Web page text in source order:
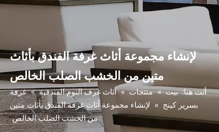
لإنشاء مجموعة أثاث غرفة الفندق بأثاث
متين من الخشب الصلب الخالص
أنت هنا: بيت » منتجات » أثاث غرف النوم الفندقية » غرفة
بسرير كينج » لإنشاء مجموعة أثاث غرفة الفندق بأثاث متين
من الخشب الصلب الخالص